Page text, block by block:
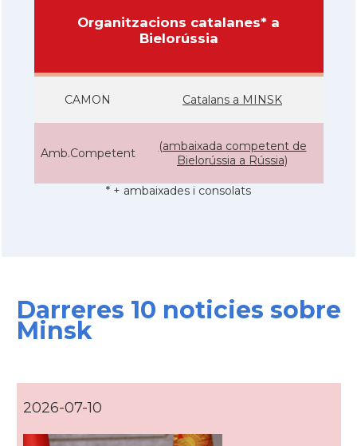
Organitzacions catalanes* a
Bielorússia
CAMON Catalans a MINSK
Amb.Competent
(ambaixada competent de
Bielorússia a Rússia)
* + ambaixades i consolats
Darreres 10 noticies sobre
Minsk
2026-07-10